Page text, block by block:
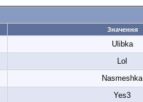
Значення
Ulibka
Lol
Nasmeshka
Yes3